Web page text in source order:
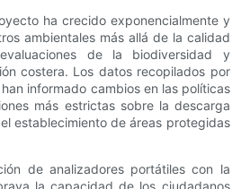
ha crecido exponencialmente y
ambientales más allá de la calidad
de la biodiversidad y
costera. Los datos recopilados por
informado cambios en las políticas
más estrictas sobre la descarga
establecimiento de áreas protegidas
de analizadores portátiles con la